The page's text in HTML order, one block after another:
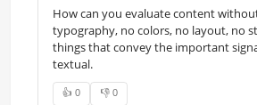
How can you evaluate content
typography, no colors, no layout, no
things that convey the important
textual.
👍 0 👎 0